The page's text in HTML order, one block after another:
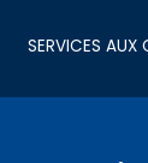
SERVICES AUX